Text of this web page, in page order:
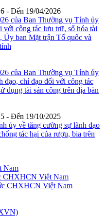
- Đến 19/04/2026
của Ban Thường vụ Tỉnh ủy
với công tác lưu trữ, số hóa tài
Ủy ban Mặt trận Tổ quốc và
của Ban Thường vụ Tỉnh ủy
đạo, chỉ đạo đối với công tác
dụng tài sản công trên địa bàn
- Đến 19/10/2025
ủy về tăng cường sự lãnh đạo
tác hại của rượu, bia trên
Nam
CHXHCN Việt Nam
CHXHCN Việt Nam